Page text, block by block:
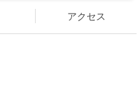
アクセス